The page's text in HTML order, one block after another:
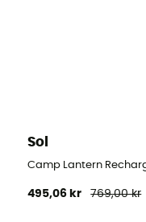
Sol
Camp Lantern
495,06 kr 769,00 kr